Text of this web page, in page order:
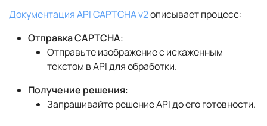
Документация API CAPTCHA v2описывает процесс:
Отправка CAPTCHA:
Отправьте изображение с искаженным
текстом в API для обработки.
Получение решения:
Запрашивайте решение API до его готовности.